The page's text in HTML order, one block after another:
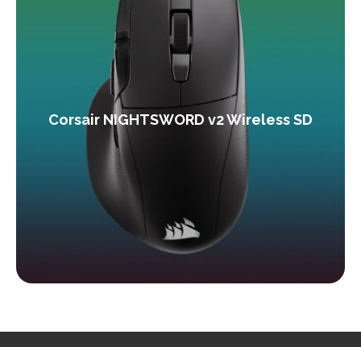
Corsair NIGHTSWORD v2 Wireless SD